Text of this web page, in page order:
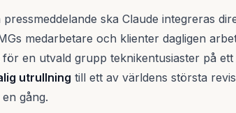
ska Claude integreras
medarbetare och klienter dagligen
en utvald grupp teknikentusiaster på
utrullning till ett av världens största
gång.